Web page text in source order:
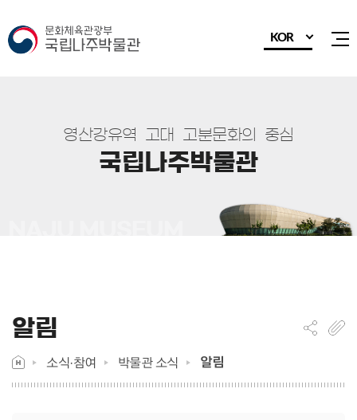
KOR
영산강유역 고 대 고분문화의 중심
국립 나주박물관
알림
소식·참여 박물관 소식 알림